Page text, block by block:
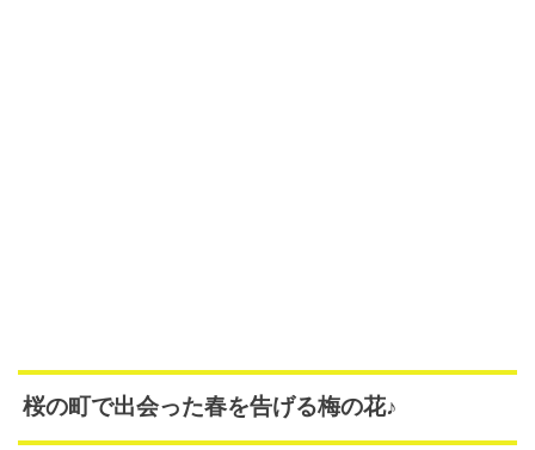
桜の町で出会った春を告げる梅の花♪